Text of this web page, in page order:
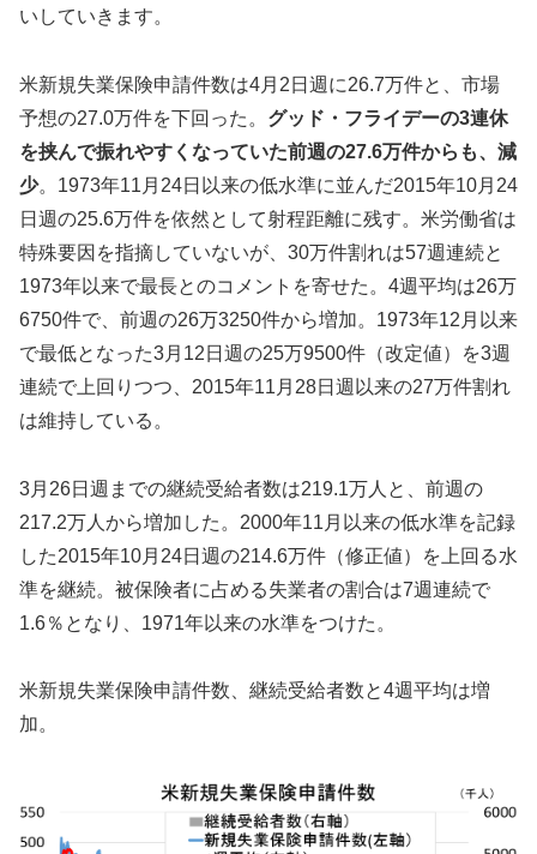
いしていきます。
米新規失業保険申請件数は4月2日週に26.7万件と、市場
予想の27.0万件を下回った。 グッド・フライデーの3連休
を挟んで振れやすくなっていた前週の27.6万件からも、減
少。1973年11月24日以来の低水準に並んだ2015年10月24
日週の25.6万件を依然として射程距離に残す。米労働省は
特殊要因を指摘していないが、30万件割れは57週連続と
1973年以来で最長とのコメントを寄せた。4週平均は26万
6750件で、前週の26万3250件から増加。1973年12月以来
で最低となった3月12日週の25万9500件（改定値）を3週
連続で上回りつつ、2015年11月28日週以来の27万件割れ
は維持している。
3月26日週までの継続受給者数は219.1万人と、前週の
217.2万人から増加した。2000年11月以来の低水準を記録
した2015年10月24日週の214.6万件（修正値）を上回る水
準を継続。被保険者に占める失業者の割合は7週連続で
1.6％となり、1971年以来の水準をつけた。
米新規失業保険申請件数、継続受給者数と4週平均は増
加。